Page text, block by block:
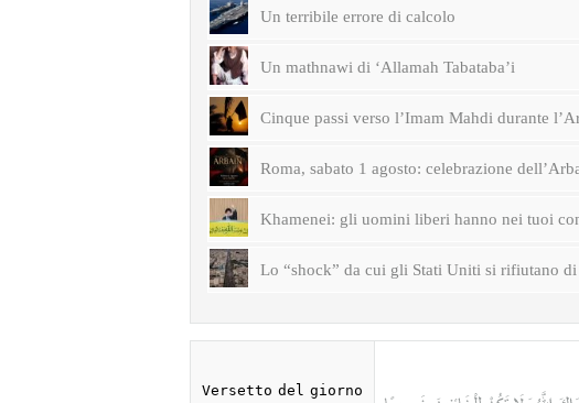
Un terribile errore di calcolo
Un mathnawi di ‘Allamah Tabataba’i
Cinque passi verso l’Imam Mahdi durante
Roma, sabato 1 agosto: celebrazione
Khamenei: gli uomini liberi hanno nei tuoi
Lo “shock” da cui gli Stati Uniti si rifiutano di
Versetto del giorno